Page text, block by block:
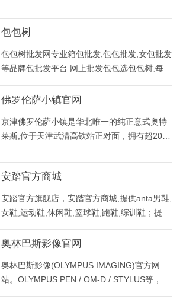
包包树
包包树批发网专业箱包批发,包包批发,女包批发
等品牌包批发平台.网上批发包包选包包树,每周
包任你挑!找专业包包批发网,包包树值得您信
佛罗伦萨小镇官网
京津佛罗伦萨小镇是华北唯一的纯正意式奥特
莱斯,位于天津武清高铁站正对面，拥有超200
y,gucci,coach,等国际一线大牌。
安踏官方商城
安踏官方旗舰店，安踏官方商城,提供anta男鞋,
女鞋,运动鞋,休闲鞋,篮球鞋,跑鞋,综训鞋；提供
证!
奥林巴斯影像官网
奥林巴斯影像(OLYMPUS IMAGING)官方网
站。OLYMPUS PEN / OM-D / STYLUS等，介